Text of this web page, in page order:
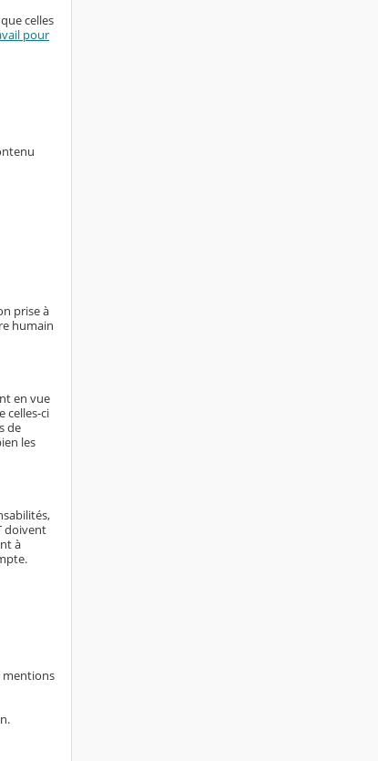
celles
pour
prise à
humain
en vue
celles-ci
de
les
doivent
à
mentions